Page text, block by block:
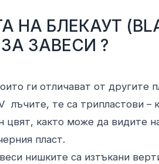
НА БЛЕКАУТ
ЗАВЕСИ ?
ги отличават от другите
лъчите, те са трипластови
цвят, както може да видите
пласт.
нишките са изтъкани